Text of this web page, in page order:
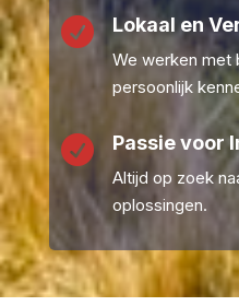
 Lokaal en
We werken met
persoonlijk
 Passie voor
Altijd op zoek
oplossingen.